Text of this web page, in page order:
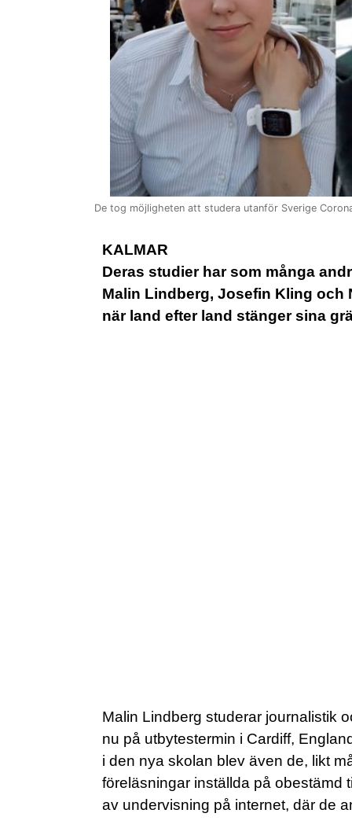
De tog möjligheten att studera utanför Sverige
KALMAR
Deras studier har som många
Malin Lindberg, Josefin Kling och
när land efter land stänger sina
Malin Lindberg studerar journalistik
nu på utbytestermin i Cardiff,
i den nya skolan blev även de, likt
föreläsningar inställda på obestämd
av undervisning på internet, där de